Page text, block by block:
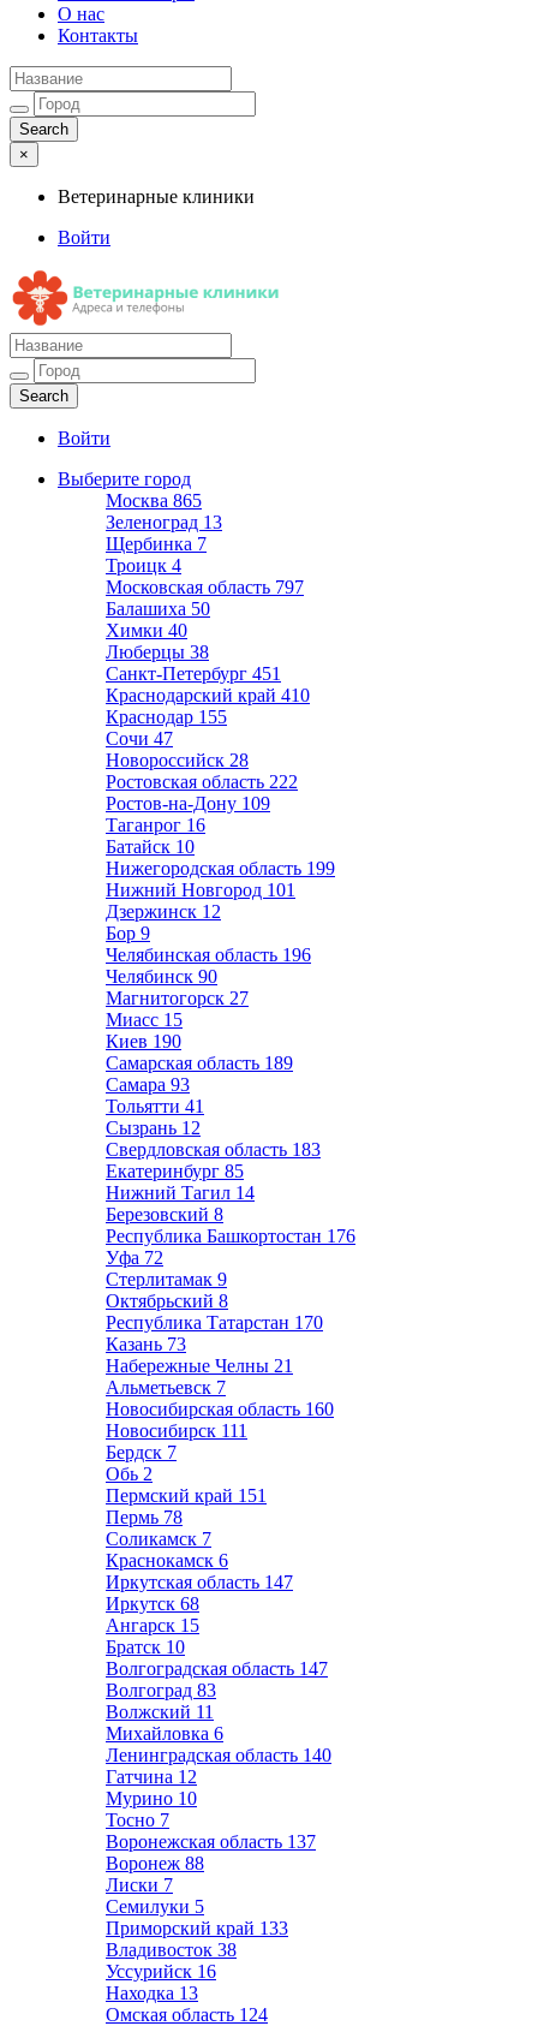
О нас
Контакты
×
Ветеринарные клиники
Войти
Ветеринарные клиники
Адреса и телефоны
Войти
Выберите город
Москва 865
Зеленоград 13
Щербинка 7
Троицк 4
Московская область 797
Балашиха 50
Химки 40
Люберцы 38
Санкт-Петербург 451
Краснодарский край 410
Краснодар 155
Сочи 47
Новороссийск 28
Ростовская область 222
Ростов-на-Дону 109
Таганрог 16
Батайск 10
Нижегородская область 199
Нижний Новгород 101
Дзержинск 12
Бор 9
Челябинская область 196
Челябинск 90
Магнитогорск 27
Миасс 15
Киев 190
Самарская область 189
Самара 93
Тольятти 41
Сызрань 12
Свердловская область 183
Екатеринбург 85
Нижний Тагил 14
Березовский 8
Республика Башкортостан 176
Уфа 72
Стерлитамак 9
Октябрьский 8
Республика Татарстан 170
Казань 73
Набережные Челны 21
Альметьевск 7
Новосибирская область 160
Новосибирск 111
Бердск 7
Обь 2
Пермский край 151
Пермь 78
Соликамск 7
Краснокамск 6
Иркутская область 147
Иркутск 68
Ангарск 15
Братск 10
Волгоградская область 147
Волгоград 83
Волжский 11
Михайловка 6
Ленинградская область 140
Гатчина 12
Мурино 10
Тосно 7
Воронежская область 137
Воронеж 88
Лиски 7
Семилуки 5
Приморский край 133
Владивосток 38
Уссурийск 16
Находка 13
Омская область 124